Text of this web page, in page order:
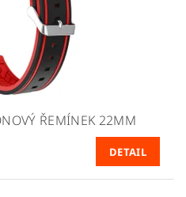
ŘEMÍNEK 22MM
DETAIL